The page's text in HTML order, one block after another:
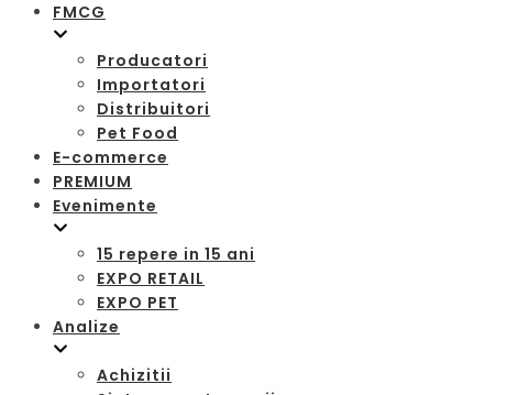
FMCG
Producatori
Importatori
Distribuitori
Pet Food
E-commerce
PREMIUM
Evenimente
15 repere in 15 ani
EXPO RETAIL
EXPO PET
Analize
Achizitii